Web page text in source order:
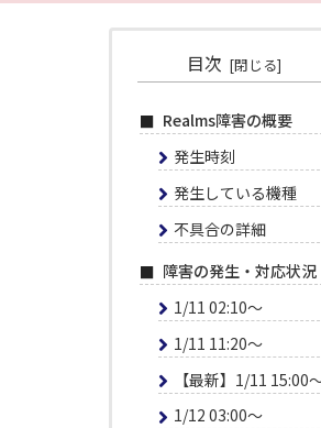
目次
Realms障害の概要
発生時刻
発生している機種
不具合の詳細
障害の発生・対応状況
1/11 02:10～
1/11 11:20～
【最新】1/11 15:00
1/12 03:00～